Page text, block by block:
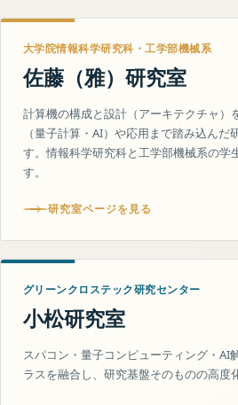
大学院情報科学研究科・工学部機械系
佐藤（雅）研究室
計算機の構成と設計（アーキテクチャ）
（量子計算・AI）や応用まで踏み込んだ
す。情報科学研究科と工学部機械系の学
す。
研究室ページを見る
グリーンクロステック研究センター
小松研究室
スパコン・量子コンピューティング・AI
ラスを融合し、研究基盤そのものの高度